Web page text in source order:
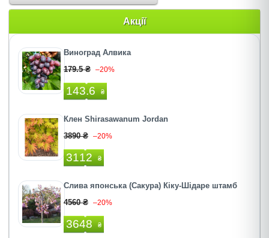
Акції
Виноград Алвика
179.5 ₴ –20%
143.6 ₴
Клен Shirasawanum Jordan
3890 ₴ –20%
3112 ₴
Слива японська (Сакура) Кіку-Шідаре штамб
4560 ₴ –20%
3648 ₴